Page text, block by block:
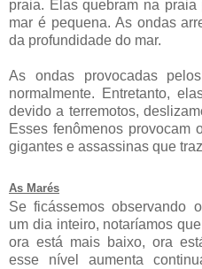
praia. Elas quebram na
mar é pequena. As ondas
da profundidade do mar.
As ondas provocadas
normalmente. Entretanto,
devido a terremotos,
Esses fenômenos provocam
gigantes e assassinas que
As Marés
Se ficássemos observando
um dia inteiro, notaríamos
ora está mais baixo, ora
esse nível aumenta